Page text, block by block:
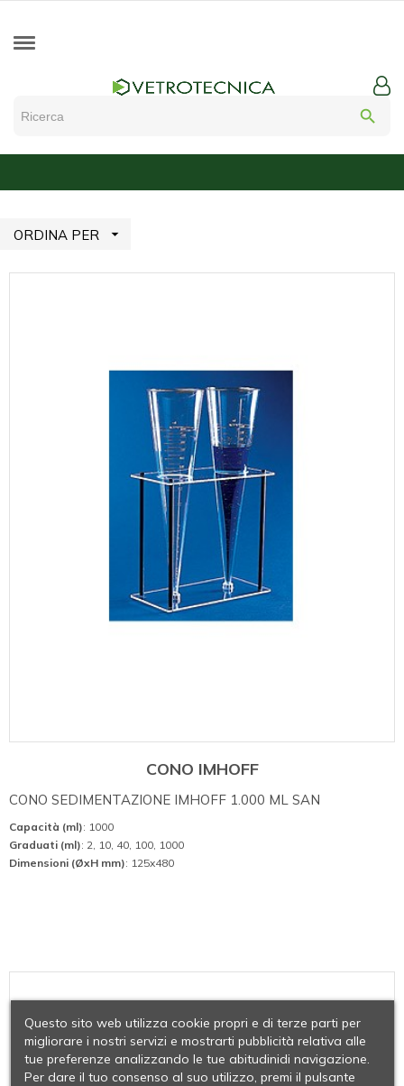
search
ORDINA PER 
CONO IMHOFF
CONO SEDIMENTAZIONE IMHOFF 1.000 ML SAN
Capacità (ml): 1000
Graduati (ml): 2, 10, 40, 100, 1000
Dimensioni (ØxH mm): 125x480
Questo sito web utilizza cookie propri e di terze parti per
migliorare i nostri servizi e mostrarti pubblicità relativa alle
tue preferenze analizzando le tue abitudinidi navigazione.
Per dare il tuo consenso al suo utilizzo, premi il pulsante